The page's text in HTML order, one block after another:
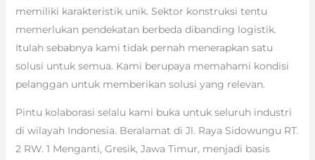
memiliki karakteristik unik. Sektor konstruksi tentu
memerlukan pendekatan berbeda dibanding logistik.
Itulah sebabnya kami tidak pernah menerapkan satu
solusi untuk semua. Kami berupaya memahami kondisi
pelanggan untuk memberikan solusi yang relevan.
Pintu kolaborasi selalu kami buka untuk seluruh industri
di wilayah Indonesia. Beralamat di Jl. Raya Sidowungu RT.
2 RW. 1 Menganti, Gresik, Jawa Timur, menjadi basis